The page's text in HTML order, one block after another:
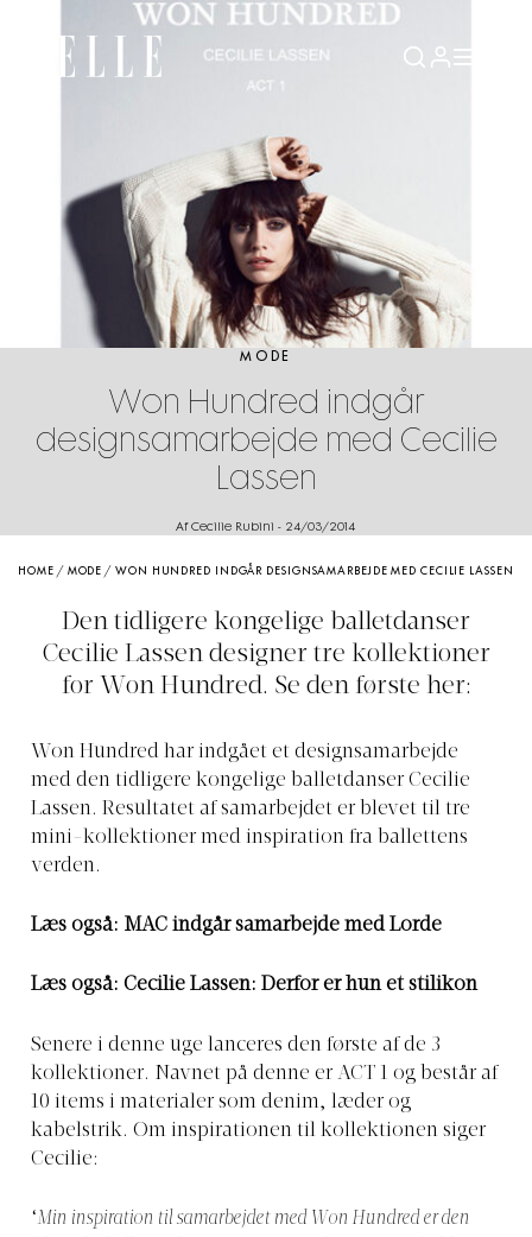
MODE
Won Hundred indgår
designsamarbejde med Cecilie
Lassen
Af Cecilie Rubini - 24/03/2014
HOME / MODE / WON HUNDRED INDGÅR DESIGNSAMARBEJDE MED CECILIE LASSEN
Den tidligere kongelige balletdanser
Cecilie Lassen designer tre kollektioner
for Won Hundred. Se den første her:
Won Hundred har indgået et designsamarbejde
med den tidligere kongelige balletdanser Cecilie
Lassen. Resultatet af samarbejdet er blevet til tre
mini-kollektioner med inspiration fra ballettens
verden.
Læs også: MAC indgår samarbejde med Lorde
Læs også: Cecilie Lassen: Derfor er hun et stilikon
Senere i denne uge lanceres den første af de 3
kollektioner. Navnet på denne er ACT 1 og består af
10 items i materialer som denim, læder og
kabelstrik. Om inspirationen til kollektionen siger
Cecilie:
‘Min inspiration til samarbejdet med Won Hundred er den